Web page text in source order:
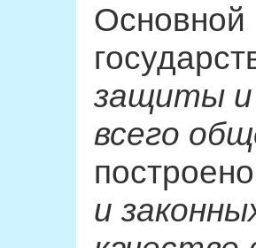
Основной
защиты и
всего
и